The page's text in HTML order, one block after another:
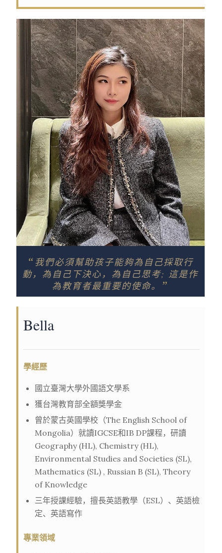
“ 我們必須幫助孩子能夠為自己採取行
動，為自己下決心，為自己思考; 這是作
為教育者最重要的使命。
”
Bella
學經歷
國立臺灣大學外國語文學系
獲台灣教育部全額獎學金
曾於蒙古英國學校（The English School of
Mongolia）就讀IGCSE和IB DP課程，研讀
Geography (HL), Chemistry (HL),
Environmental Studies and Societies (SL),
Mathematics (SL) , Russian B (SL), Theory
of Knowledge
三年授課經驗，擅長英語教學（ESL）、英語檢
定、英語寫作
專業領域